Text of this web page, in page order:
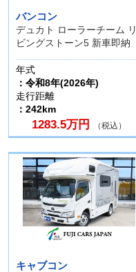
バンコン
デュカト ローラーチーム リ
ビングストーン5 新車即納
年式
：令和8年(2026年)
走行距離
：242km
1283.5万円 （税込）
キャブコン